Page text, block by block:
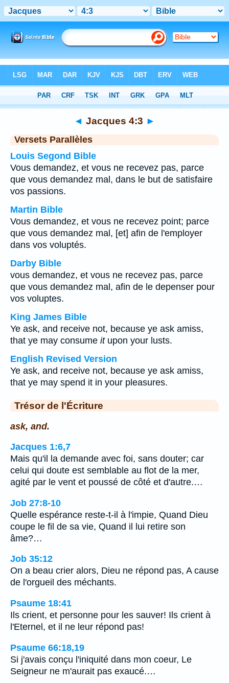
Chapitre 4 > Verset 3
◄ Jacques 4:3 ►
Versets Parallèles
Louis Segond Bible
Vous demandez, et vous ne recevez pas, parce
que vous demandez mal, dans le but de satisfaire
vos passions.
Martin Bible
Vous demandez, et vous ne recevez point; parce
que vous demandez mal, [et] afin de l'employer
dans vos voluptés.
Darby Bible
vous demandez, et vous ne recevez pas, parce
que vous demandez mal, afin de le depenser pour
vos voluptes.
King James Bible
Ye ask, and receive not, because ye ask amiss,
that ye may consume itupon your lusts.
English Revised Version
Ye ask, and receive not, because ye ask amiss,
that ye may spend it in your pleasures.
Trésor de l'Écriture
ask, and.
Jacques 1:6,7
Mais qu'il la demande avec foi, sans douter; car
celui qui doute est semblable au flot de la mer,
agité par le vent et poussé de côté et d'autre.…
Job 27:8-10
Quelle espérance reste-t-il à l'impie, Quand Dieu
coupe le fil de sa vie, Quand il lui retire son
âme?…
Job 35:12
On a beau crier alors, Dieu ne répond pas, A cause
de l'orgueil des méchants.
Psaume 18:41
Ils crient, et personne pour les sauver! Ils crient à
l'Eternel, et il ne leur répond pas!
Psaume 66:18,19
Si j'avais conçu l'iniquité dans mon coeur, Le
Seigneur ne m'aurait pas exaucé.…